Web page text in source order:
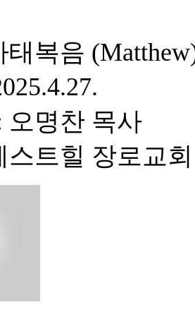
태복음
오명찬 목사
스트힐 장로교회